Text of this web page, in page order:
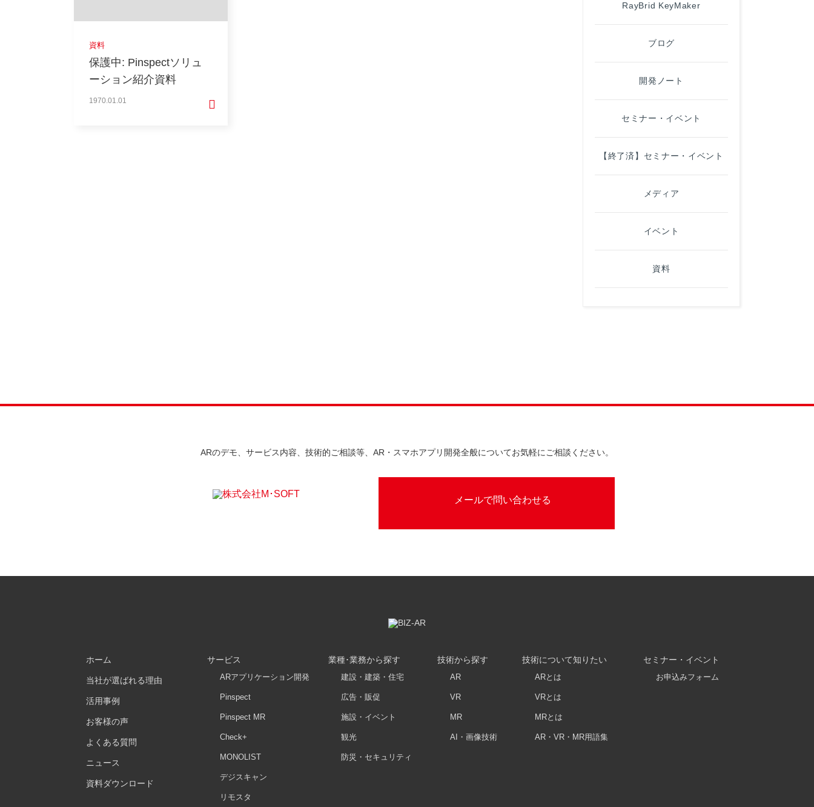
資料
保護中: Pinspectソリュ
ーション紹介資料
1970.01.01
RayBrid KeyMaker
ブログ
開発ノート
セミナー・イベント
【終了済】セミナー・イベント
メディア
イベント
資料
ARのデモ、サービス内容、技術的ご相談等、AR・スマホアプリ開発全般についてお気軽にご相談ください。
メールで問い合わせる
ホーム
当社が選ばれる理由
活用事例
お客様の声
よくある質問
ニュース
資料ダウンロード
サービス
ARアプリケーション開発
Pinspect
Pinspect MR
Check+
MONOLIST
デジスキャン
リモスタ
業種･業務から探す
建設・建築・住宅
広告・販促
施設・イベント
観光
防災・セキュリティ
技術から探す
AR
VR
MR
AI・画像技術
技術について知りたい
ARとは
VRとは
MRとは
AR・VR・MR用語集
セミナー・イベント
お申込みフォーム